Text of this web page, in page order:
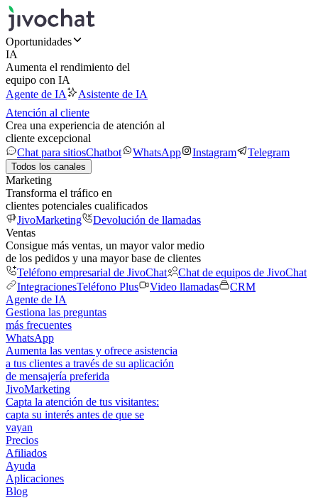
Oportunidades
IA
Aumenta el rendimiento del
equipo con IA
Agente de IA
Asistente de IA
Atención al cliente
Crea una experiencia de atención al
cliente excepcional
Chat para sitiosChatbot WhatsApp Instagram Telegram
Todos los canales
Marketing
Transforma el tráfico en
clientes potenciales cualificados
JivoMarketing
Devolución de llamadas
Ventas
Consigue más ventas, un mayor valor medio
de los pedidos y una mayor base de clientes
Teléfono empresarial de JivoChat
Chat de equipos de JivoChat
IntegracionesTeléfono Plus Video llamadas
CRM
Agente de IA
Gestiona las preguntas
más frecuentes
WhatsApp
Aumenta las ventas y ofrece asistencia
a tus clientes a través de su aplicación
de mensajería preferida
JivoMarketing
Capta la atención de tus visitantes:
capta su interés antes de que se
vayan
Precios
Afiliados
Ayuda
Aplicaciones
Blog